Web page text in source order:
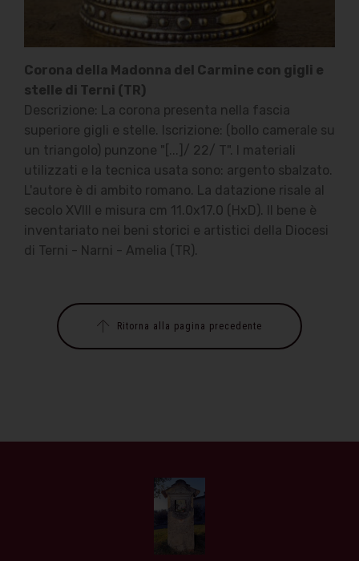
Corona della Madonna del Carmine con gigli e
stelle di Terni (TR)
Descrizione: La corona presenta nella fascia
superiore gigli e stelle. Iscrizione: (bollo camerale su
un triangolo) punzone "[...]/ 22/ T". I materiali
utilizzati e la tecnica usata sono: argento sbalzato.
L'autore è di ambito romano. La datazione risale al
secolo XVIII e misura cm 11.0x17.0 (HxD). Il bene è
inventariato nei beni storici e artistici della Diocesi
di Terni - Narni - Amelia (TR).
Ritorna alla pagina precedente